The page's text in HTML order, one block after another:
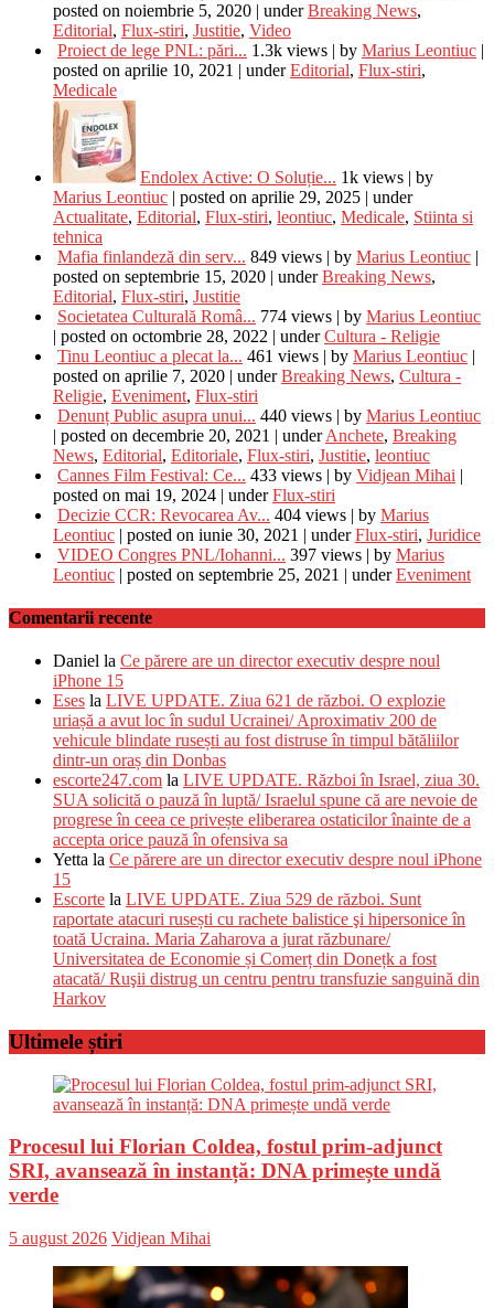
posted on noiembrie 5, 2020 | underBreaking News,
Editorial, Flux-stiri, Justitie, Video
Proiect de lege PNL: pări... 1.3k views | by Marius Leontiuc |
posted on aprilie 10, 2021 | underEditorial, Flux-stiri,
Medicale
Endolex Active: O Soluție... 1k views | by
Marius Leontiuc | posted on aprilie 29, 2025 | under
Actualitate, Editorial, Flux-stiri, leontiuc, Medicale, Stiinta si
tehnica
Mafia finlandeză din serv... 849 views | by Marius Leontiuc |
posted on septembrie 15, 2020 | underBreaking News,
Editorial, Flux-stiri, Justitie
Societatea Culturală Româ... 774 views | by Marius Leontiuc
| posted on octombrie 28, 2022 | underCultura - Religie
Tinu Leontiuc a plecat la... 461 views | by Marius Leontiuc |
posted on aprilie 7, 2020 | underBreaking News, Cultura -
Religie, Eveniment, Flux-stiri
Denunț Public asupra unui... 440 views | by Marius Leontiuc
| posted on decembrie 20, 2021 | underAnchete, Breaking
News, Editorial, Editoriale, Flux-stiri, Justitie, leontiuc
Cannes Film Festival: Ce... 433 views | by Vidjean Mihai |
posted on mai 19, 2024 | underFlux-stiri
Decizie CCR: Revocarea Av... 404 views | by Marius
Leontiuc | posted on iunie 30, 2021 | underFlux-stiri, Juridice
VIDEO Congres PNL/Iohanni... 397 views | by Marius
Leontiuc | posted on septembrie 25, 2021 | underEveniment
Comentarii recente
Daniel la Ce părere are un director executiv despre noul
iPhone 15
Eses la LIVE UPDATE. Ziua 621 de război. O explozie
uriașă a avut loc în sudul Ucrainei/ Aproximativ 200 de
vehicule blindate rusești au fost distruse în timpul bătăliilor
dintr-un oraș din Donbas
escorte247.com la LIVE UPDATE. Război în Israel, ziua 30.
SUA solicită o pauză în luptă/ Israelul spune că are nevoie de
progrese în ceea ce privește eliberarea ostaticilor înainte de a
accepta orice pauză în ofensiva sa
Yetta la Ce părere are un director executiv despre noul iPhone
15
Escorte la LIVE UPDATE. Ziua 529 de război. Sunt
raportate atacuri rusești cu rachete balistice şi hipersonice în
toată Ucraina. Maria Zaharova a jurat răzbunare/
Universitatea de Economie și Comerț din Donețk a fost
atacată/ Ruşii distrug un centru pentru transfuzie sanguină din
Harkov
Ultimele știri
Procesul lui Florian Coldea, fostul prim-adjunct
SRI, avansează în instanță: DNA primește undă
verde
Posted
5 august 2026 Author
Vidjean Mihai